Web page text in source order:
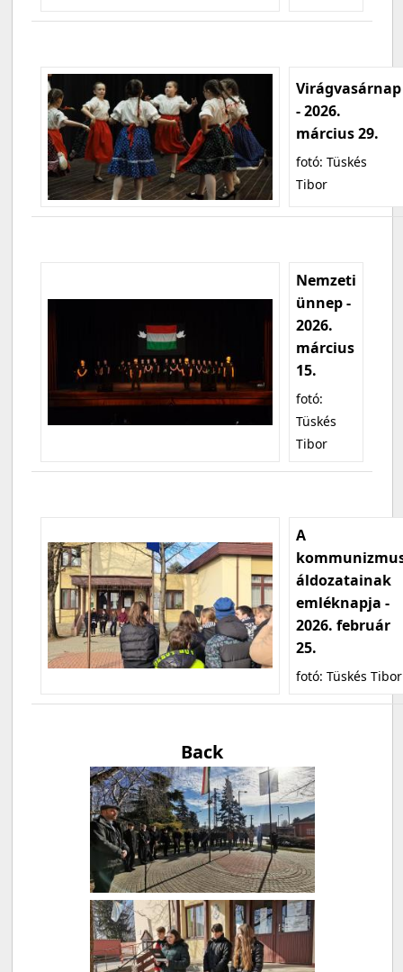
Virágvasárnap
- 2026.
március 29.
fotó: Tüskés
Tibor
Nemzeti
ünnep -
2026.
március
15.
fotó:
Tüskés
Tibor
A
áldozatainak
emléknapja -
2026. február
25.
fotó: Tüskés Tibor
Back